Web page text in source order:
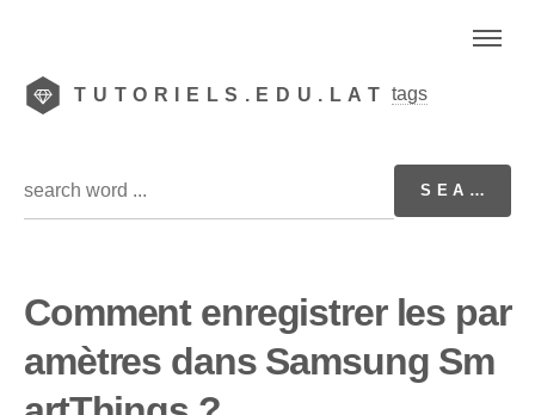
TUTORIELS.EDU.LAT tags
Comment enregistrer les par
amètres dans Samsung Sm